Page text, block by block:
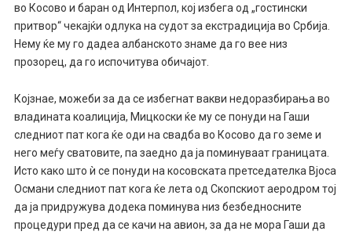
во Косово и баран од Интерпол, кој избега од „гостински
притвор“ чекајќи одлука на судот за екстрадиција во Србија.
Нему ќе му го дадеа албанското знаме да го вее низ
прозорец, да го испочитува обичајот.
Којзнае, можеби за да се избегнат вакви недоразбирања во
владината коалиција, Мицкоски ќе му се понуди на Гаши
следниот пат кога ќе оди на свадба во Косово да го земе и
него меѓу сватовите, па заедно да ја поминуваат границата.
Исто како што ѝ се понуди на косовската претседателка Вјоса
Османи следниот пат кога ќе лета од Скопскиот аеродром тој
да ја придружува додека поминува низ безбедносните
процедури пред да се качи на авион, за да не мора Гаши да